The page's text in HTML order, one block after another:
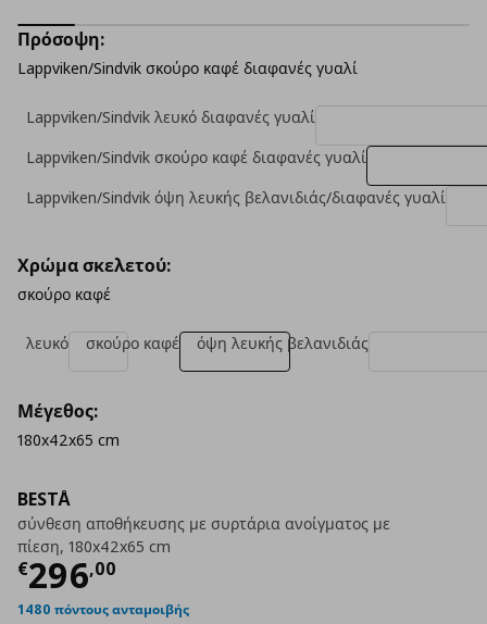
BESTÅ
σύνθεση αποθήκευσης με συρτάρια ανοίγματος με
πίεση, 180x42x65 cm
€296,00
Τρέχουσα τιμή
1480 πόντους ανταμοιβής
Πρόσοψη:
Lappviken/Sindvik σκούρο καφέ διαφανές γυαλί
Lappviken/Sindvik λευκό διαφανές γυαλί
Lappviken/Sindvik σκούρο καφέ διαφανές γυαλί
Lappviken/Sindvik όψη λευκής βελανιδιάς/διαφανές γυαλί
Χρώμα σκελετού:
σκούρο καφέ
λευκό σκούρο καφέ όψη λευκής βελανιδιάς
Μέγεθος:
180x42x65 cm